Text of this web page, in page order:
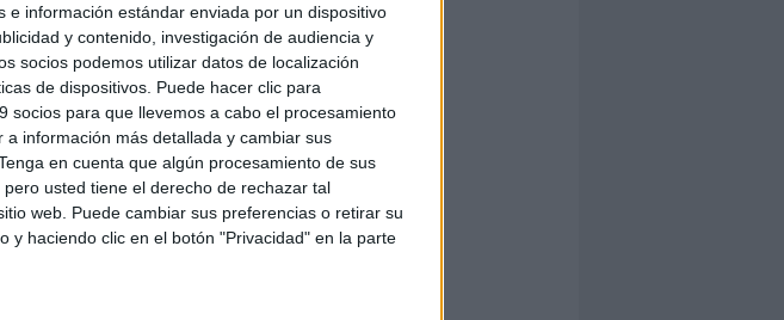
información estándar enviada por un dispositivo
y contenido, investigación de audiencia y
socios podemos utilizar datos de localización
de dispositivos. Puede hacer clic para
socios para que llevemos a cabo el procesamiento
información más detallada y cambiar sus
en cuenta que algún procesamiento de sus
usted tiene el derecho de rechazar tal
web. Puede cambiar sus preferencias o retirar su
y haciendo clic en el botón "Privacidad" en la parte